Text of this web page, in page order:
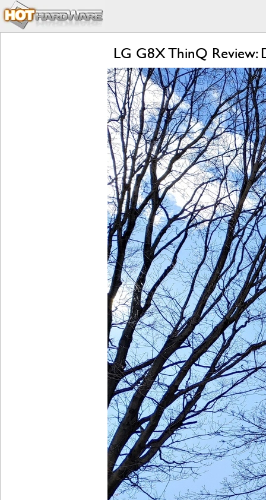
LG G8X ThinQ Review: